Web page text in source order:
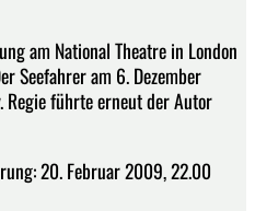
am National Theatre in London
Seefahrer am 6. Dezember
Regie führte erneut der Autor
20. Februar 2009, 22.00